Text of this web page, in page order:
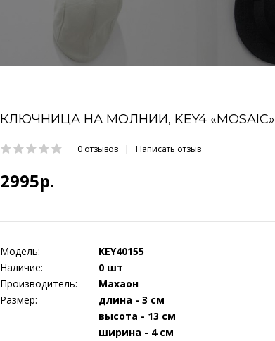
КЛЮЧНИЦА НА МОЛНИИ, KEY4 «MOSAIC»
0 отзывов | Написать отзыв
2995р.
Модель:
KEY40155
Наличие:
0 шт
Производитель:
Махаон
Размер:
длина - 3 см
высота - 13 см
ширина - 4 см